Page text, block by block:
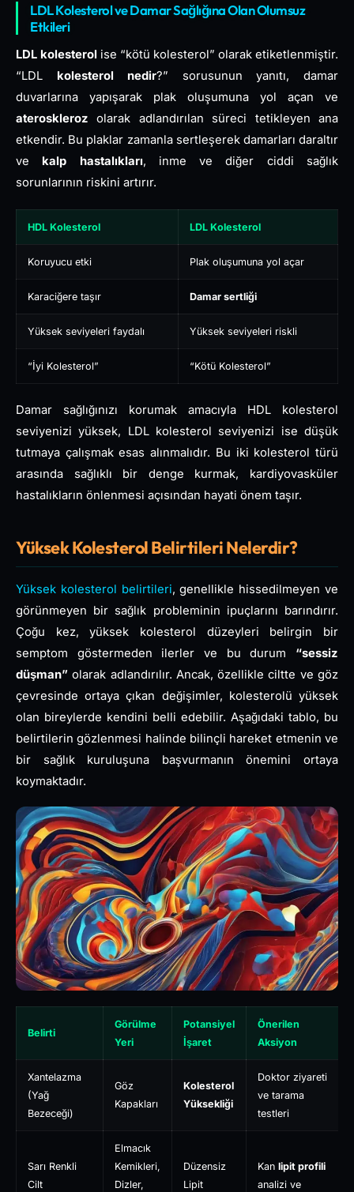
LDL Kolesterol ve Damar Sağlığına Olan Olumsuz
Etkileri
LDL kolesterol ise “kötü kolesterol” olarak etiketlenmiştir.
“LDL kolesterol nedir?” sorusunun yanıtı, damar
duvarlarına yapışarak plak oluşumuna yol açan ve
ateroskleroz olarak adlandırılan süreci tetikleyen ana
etkendir. Bu plaklar zamanla sertleşerek damarları daraltır
ve kalp hastalıkları, inme ve diğer ciddi sağlık
sorunlarının riskini artırır.
HDL Kolesterol LDL Kolesterol
Koruyucu etki Plak oluşumuna yol açar
Karaciğere taşır Damar sertliği
Yüksek seviyeleri faydalı Yüksek seviyeleri riskli
“İyi Kolesterol” “Kötü Kolesterol”
Damar sağlığınızı korumak amacıyla HDL kolesterol
seviyenizi yüksek, LDL kolesterol seviyenizi ise düşük
tutmaya çalışmak esas alınmalıdır. Bu iki kolesterol türü
arasında sağlıklı bir denge kurmak, kardiyovasküler
hastalıkların önlenmesi açısından hayati önem taşır.
Yüksek Kolesterol Belirtileri Nelerdir?
Yüksek kolesterol belirtileri, genellikle hissedilmeyen ve
görünmeyen bir sağlık probleminin ipuçlarını barındırır.
Çoğu kez, yüksek kolesterol düzeyleri belirgin bir
semptom göstermeden ilerler ve bu durum “sessiz
düşman” olarak adlandırılır. Ancak, özellikle ciltte ve göz
çevresinde ortaya çıkan değişimler, kolesterolü yüksek
olan bireylerde kendini belli edebilir. Aşağıdaki tablo, bu
belirtilerin gözlenmesi halinde bilinçli hareket etmenin ve
bir sağlık kuruluşuna başvurmanın önemini ortaya
koymaktadır.
Belirti
Görülme
Yeri
Potansiyel
İşaret
Önerilen
Aksiyon
Xantelazma
(Yağ
Bezeceği)
Göz
Kapakları
Kolesterol
Yüksekliği
Doktor ziyareti
ve tarama
testleri
Sarı Renkli
Cilt
Elmacık
Kemikleri,
Dizler,
Düzensiz
Lipit
Kan lipit profili
analizi ve